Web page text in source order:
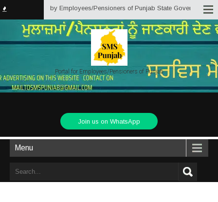
an initiative by Employees/Pensioners of Punjab State Government
Portal for Employees/Pensioners of Punjab
Join us on WhatsApp
Menu